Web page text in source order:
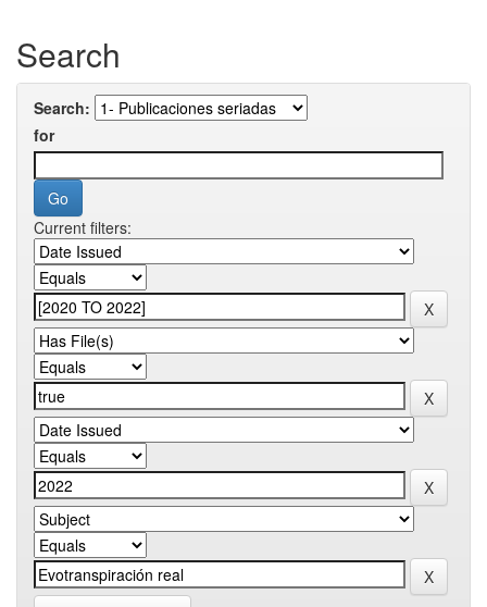
Search
Search:
for
Current filters: